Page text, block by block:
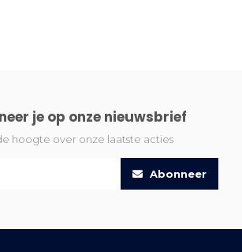
je op onze nieuwsbrief
hoogte over onze laatste acties
Abonneer